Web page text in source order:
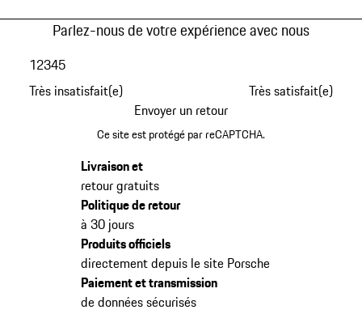
Parlez-nous de votre expérience avec nous
Très insatisfait(e)
12345
Très satisfait(e)
Envoyer un retour
Ce site est protégé par reCAPTCHA.
Livraison et
retour gratuits
Politique de retour
à 30 jours
Produits officiels
directement depuis le site Porsche
Paiement et transmission
de données sécurisés